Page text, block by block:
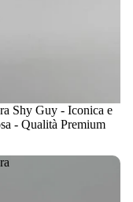
Shy Guy - Iconica e
- Qualità Premium